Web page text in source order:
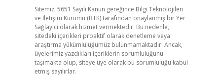
Sitemiz, 5651 Sayılı Kanun gereğince Bilgi Teknolojileri
ve İletişim Kurumu (BTK) tarafından onaylanmış bir Yer
Sağlayıcı olarak hizmet vermektedir. Bu nedenle,
sitedeki içerikleri proaktif olarak denetleme veya
araştırma yükümlülüğümüz bulunmamaktadır. Ancak,
üyelerimiz yazdıkları içeriklerin sorumluluğunu
taşımakta olup, siteye üye olarak bu sorumluluğu kabul
etmiş sayılırlar.